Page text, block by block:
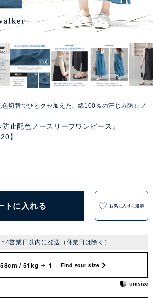
切替でひとクセ加えた、綿100％の汗じみ防止ノ
止配色ノースリーブワンピース』
】
トに入れる お気に入りに追加
営業日以内に発送（休業日は除く）
/ 51kg 1 Find your size